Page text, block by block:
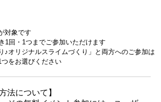
対象です
1回・1つまでご参加いただけます
♪オリジナルスライムづくり」と両方へのご参加は
をお選びください
法について】